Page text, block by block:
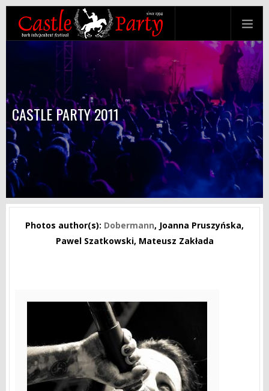
CASTLE PARTY 2011
Photos author(s): Dobermann, Joanna Pruszyńska,
Pawel Szatkowski, Mateusz Zakłada